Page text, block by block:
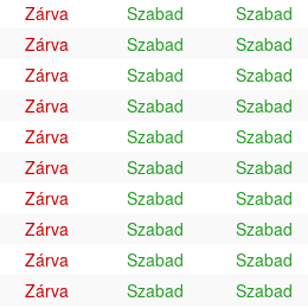
Zárva Szabad
Szabad
Zárva Szabad
Szabad
Zárva Szabad
Szabad
Zárva Szabad
Szabad
Zárva Szabad
Szabad
Zárva Szabad
Szabad
Zárva Szabad
Szabad
Zárva Szabad
Szabad
Zárva Szabad
Szabad
Zárva Szabad
Szabad